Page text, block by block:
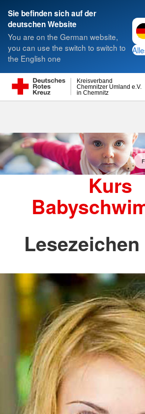
Sie befinden sich auf der
deutschen Website
You are on the German website,
you can use the switch to switch to
the English one
in Chemnitz
Chemnitzer Umland e.V.
Kreisverband
Suche
Kurs
Lesezeichen